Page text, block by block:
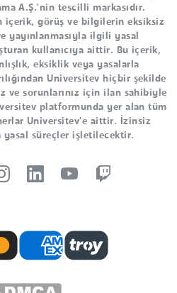
A.Ş.'nin tescilli markasıdır.
içerik, görüş ve bilgilerin eksiksiz
yayınlanmasıyla ilgili yasal
kullanıcıya aittir. Bu içerik,
eksiklik veya yasalarla
Universitev hiçbir şekilde
ve sorunlarınız için ilan sahibiyle
platformunda yer alan tüm
Universitev'e aittir. İzinsiz
yasal süreçler işletilecektir.